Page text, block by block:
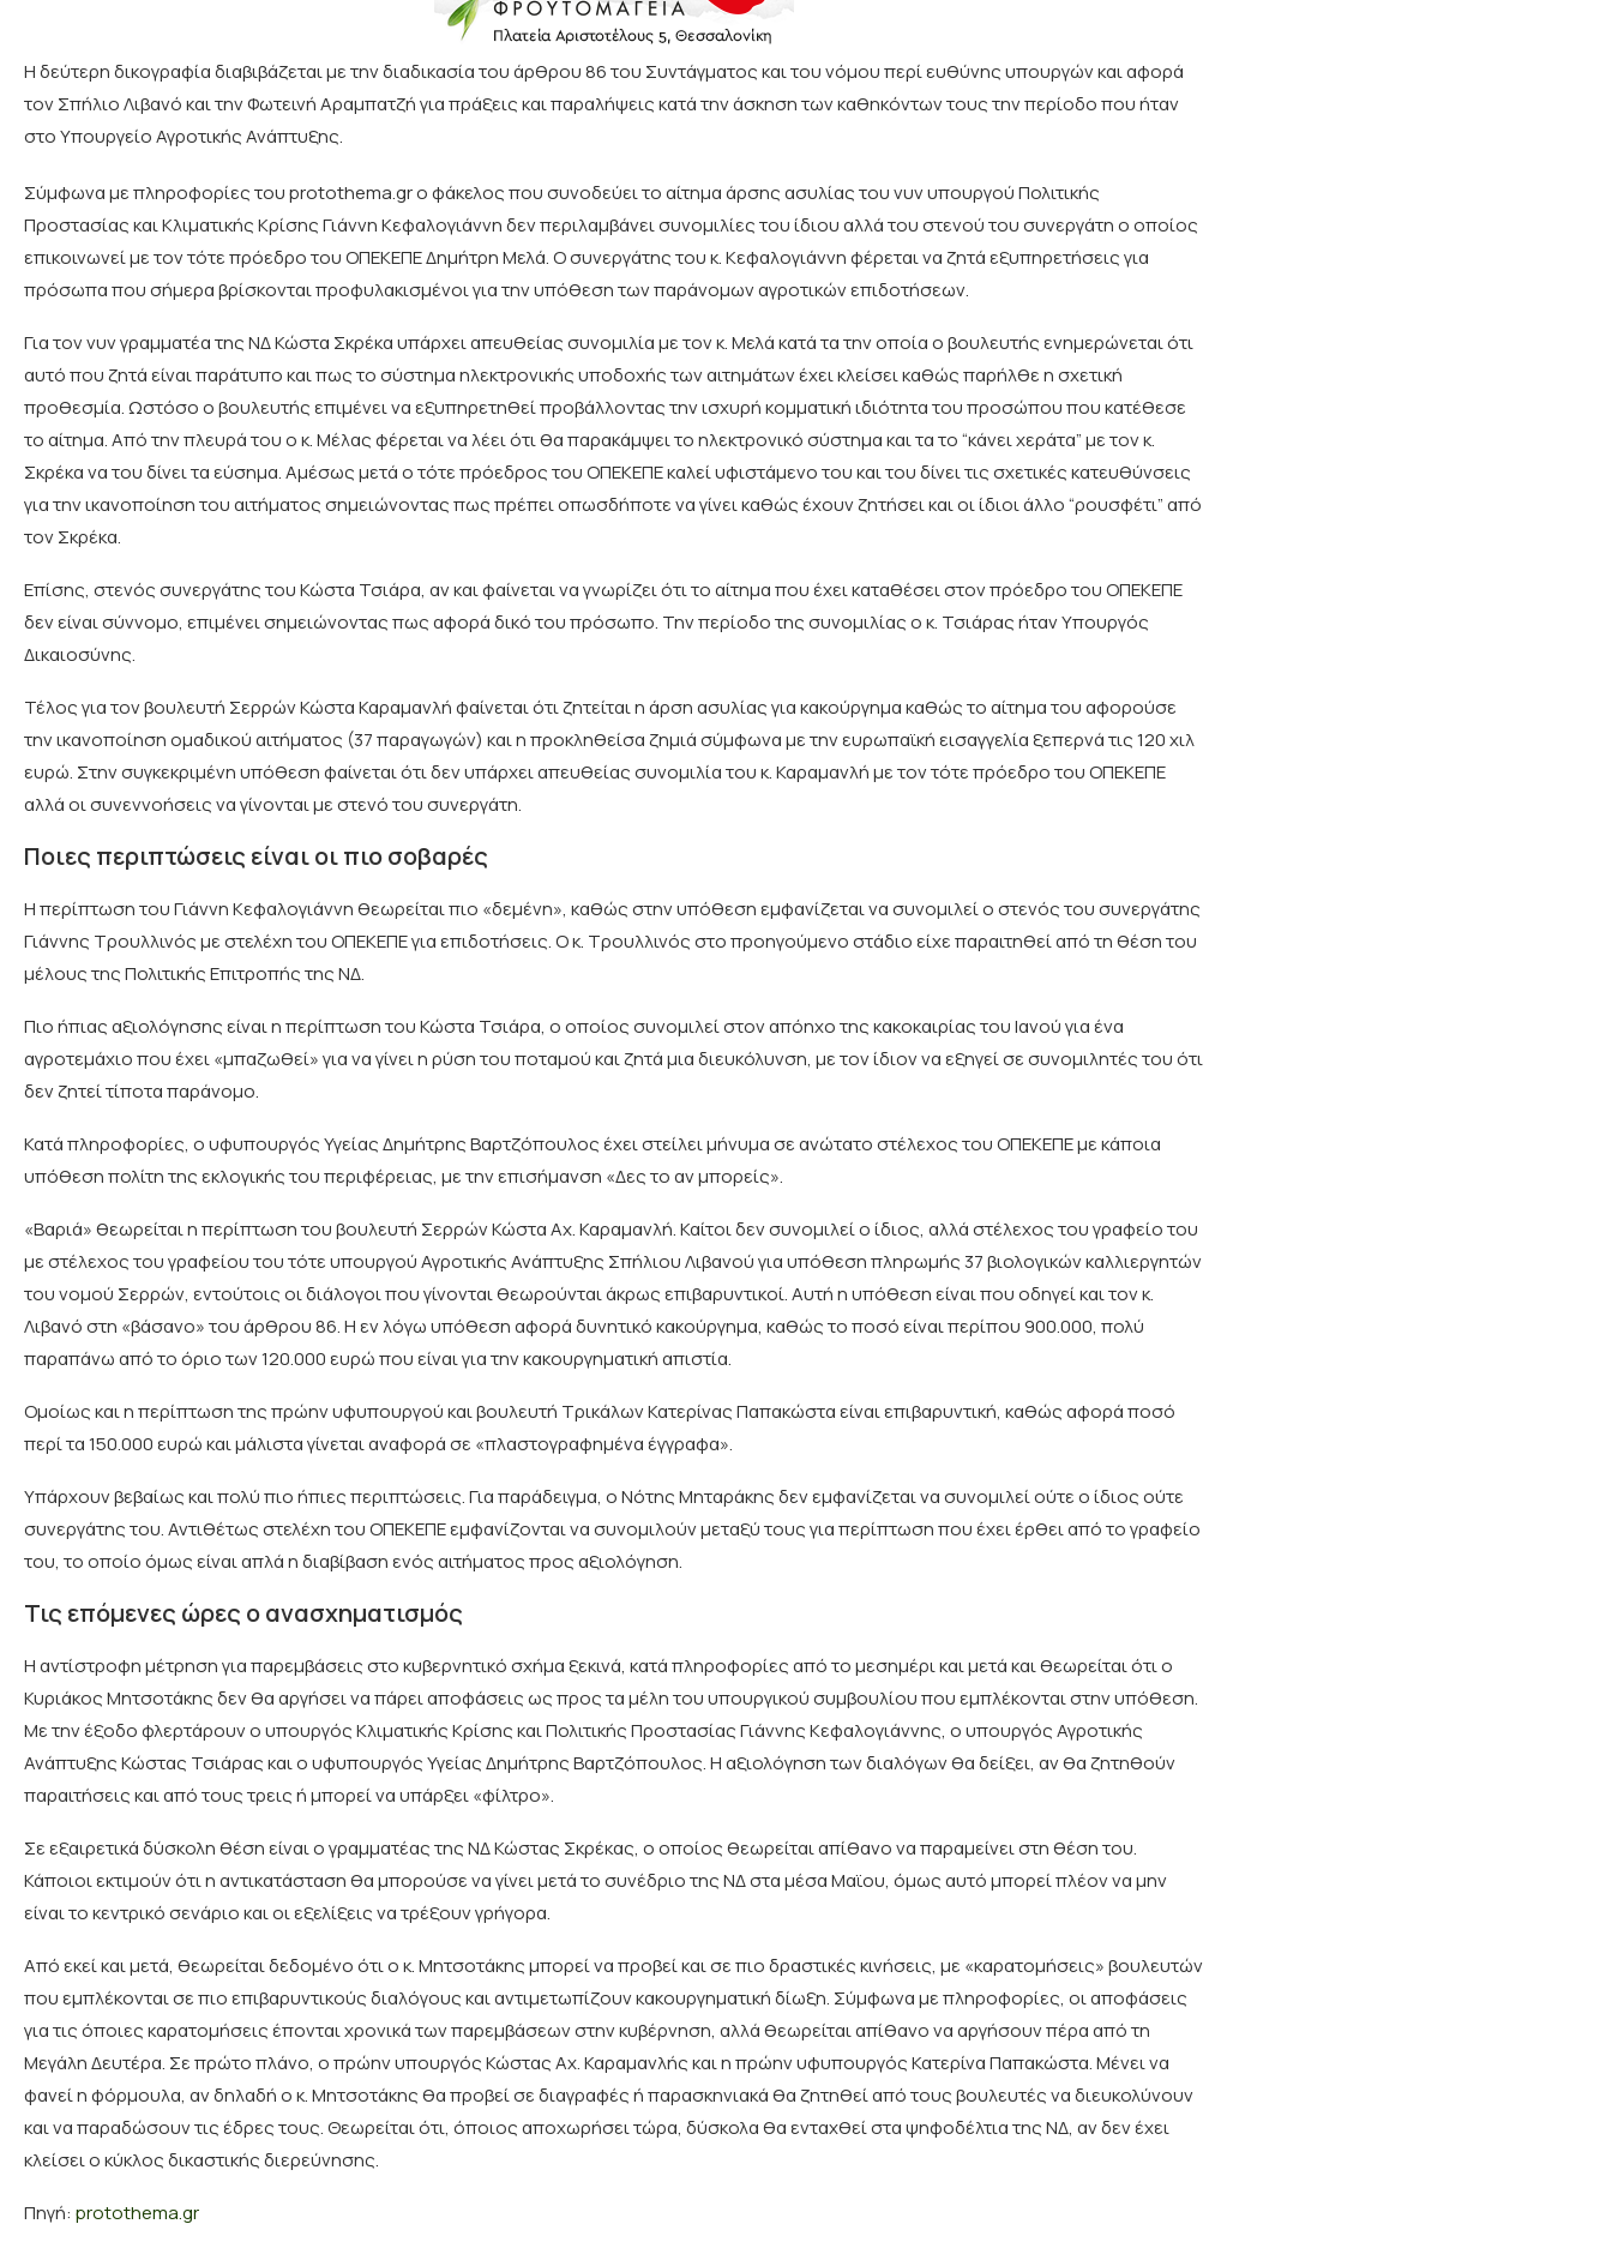
Η δεύτερη δικογραφία διαβιβάζεται με την διαδικασία του άρθρου 86 του Συντάγματος και του νόμου περί ευθύνης υπουργών και αφορά
τον Σπήλιο Λιβανό και την Φωτεινή Αραμπατζή για πράξεις και παραλήψεις κατά την άσκηση των καθηκόντων τους την περίοδο που ήταν
στο Υπουργείο Αγροτικής Ανάπτυξης.
Σύμφωνα με πληροφορίες του protothema.gr ο φάκελος που συνοδεύει το αίτημα άρσης ασυλίας του νυν υπουργού Πολιτικής
Προστασίας και Κλιματικής Κρίσης Γιάννη Κεφαλογιάννη δεν περιλαμβάνει συνομιλίες του ίδιου αλλά του στενού του συνεργάτη ο οποίος
επικοινωνεί με τον τότε πρόεδρο του ΟΠΕΚΕΠΕ Δημήτρη Μελά. Ο συνεργάτης του κ. Κεφαλογιάννη φέρεται να ζητά εξυπηρετήσεις για
πρόσωπα που σήμερα βρίσκονται προφυλακισμένοι για την υπόθεση των παράνομων αγροτικών επιδοτήσεων.
Για τον νυν γραμματέα της ΝΔ Κώστα Σκρέκα υπάρχει απευθείας συνομιλία με τον κ. Μελά κατά τα την οποία ο βουλευτής ενημερώνεται ότι
αυτό που ζητά είναι παράτυπο και πως το σύστημα ηλεκτρονικής υποδοχής των αιτημάτων έχει κλείσει καθώς παρήλθε η σχετική
προθεσμία. Ωστόσο ο βουλευτής επιμένει να εξυπηρετηθεί προβάλλοντας την ισχυρή κομματική ιδιότητα του προσώπου που κατέθεσε
το αίτημα. Από την πλευρά του ο κ. Μέλας φέρεται να λέει ότι θα παρακάμψει το ηλεκτρονικό σύστημα και τα το “κάνει χεράτα” με τον κ.
Σκρέκα να του δίνει τα εύσημα. Αμέσως μετά ο τότε πρόεδρος του ΟΠΕΚΕΠΕ καλεί υφιστάμενο του και του δίνει τις σχετικές κατευθύνσεις
για την ικανοποίηση του αιτήματος σημειώνοντας πως πρέπει οπωσδήποτε να γίνει καθώς έχουν ζητήσει και οι ίδιοι άλλο “ρουσφέτι” από
τον Σκρέκα.
Επίσης, στενός συνεργάτης του Κώστα Τσιάρα, αν και φαίνεται να γνωρίζει ότι το αίτημα που έχει καταθέσει στον πρόεδρο του ΟΠΕΚΕΠΕ
δεν είναι σύννομο, επιμένει σημειώνοντας πως αφορά δικό του πρόσωπο. Την περίοδο της συνομιλίας ο κ. Τσιάρας ήταν Υπουργός
Δικαιοσύνης.
Τέλος για τον βουλευτή Σερρών Κώστα Καραμανλή φαίνεται ότι ζητείται η άρση ασυλίας για κακούργημα καθώς το αίτημα του αφορούσε
την ικανοποίηση ομαδικού αιτήματος (37 παραγωγών) και η προκληθείσα ζημιά σύμφωνα με την ευρωπαϊκή εισαγγελία ξεπερνά τις 120 χιλ
ευρώ. Στην συγκεκριμένη υπόθεση φαίνεται ότι δεν υπάρχει απευθείας συνομιλία του κ. Καραμανλή με τον τότε πρόεδρο του ΟΠΕΚΕΠΕ
αλλά οι συνεννοήσεις να γίνονται με στενό του συνεργάτη.
Ποιες περιπτώσεις είναι οι πιο σοβαρές
H περίπτωση του Γιάννη Κεφαλογιάννη θεωρείται πιο «δεμένη», καθώς στην υπόθεση εμφανίζεται να συνομιλεί ο στενός του συνεργάτης
Γιάννης Τρουλλινός με στελέχη του ΟΠΕΚΕΠΕ για επιδοτήσεις. Ο κ. Τρουλλινός στο προηγούμενο στάδιο είχε παραιτηθεί από τη θέση του
μέλους της Πολιτικής Επιτροπής της ΝΔ.
Πιο ήπιας αξιολόγησης είναι η περίπτωση του Κώστα Τσιάρα, ο οποίος συνομιλεί στον απόηχο της κακοκαιρίας του Ιανού για ένα
αγροτεμάχιο που έχει «μπαζωθεί» για να γίνει η ρύση του ποταμού και ζητά μια διευκόλυνση, με τον ίδιον να εξηγεί σε συνομιλητές του ότι
δεν ζητεί τίποτα παράνομο.
Κατά πληροφορίες, ο υφυπουργός Υγείας Δημήτρης Βαρτζόπουλος έχει στείλει μήνυμα σε ανώτατο στέλεχος του ΟΠΕΚΕΠΕ με κάποια
υπόθεση πολίτη της εκλογικής του περιφέρειας, με την επισήμανση «Δες το αν μπορείς».
«Βαριά» θεωρείται η περίπτωση του βουλευτή Σερρών Κώστα Αχ. Καραμανλή. Καίτοι δεν συνομιλεί ο ίδιος, αλλά στέλεχος του γραφείο του
με στέλεχος του γραφείου του τότε υπουργού Αγροτικής Ανάπτυξης Σπήλιου Λιβανού για υπόθεση πληρωμής 37 βιολογικών καλλιεργητών
του νομού Σερρών, εντούτοις οι διάλογοι που γίνονται θεωρούνται άκρως επιβαρυντικοί. Αυτή η υπόθεση είναι που οδηγεί και τον κ.
Λιβανό στη «βάσανο» του άρθρου 86. Η εν λόγω υπόθεση αφορά δυνητικό κακούργημα, καθώς το ποσό είναι περίπου 900.000, πολύ
παραπάνω από το όριο των 120.000 ευρώ που είναι για την κακουργηματική απιστία.
Ομοίως και η περίπτωση της πρώην υφυπουργού και βουλευτή Τρικάλων Κατερίνας Παπακώστα είναι επιβαρυντική, καθώς αφορά ποσό
περί τα 150.000 ευρώ και μάλιστα γίνεται αναφορά σε «πλαστογραφημένα έγγραφα».
Υπάρχουν βεβαίως και πολύ πιο ήπιες περιπτώσεις. Για παράδειγμα, ο Νότης Μηταράκης δεν εμφανίζεται να συνομιλεί ούτε ο ίδιος ούτε
συνεργάτης του. Αντιθέτως στελέχη του ΟΠΕΚΕΠΕ εμφανίζονται να συνομιλούν μεταξύ τους για περίπτωση που έχει έρθει από το γραφείο
του, το οποίο όμως είναι απλά η διαβίβαση ενός αιτήματος προς αξιολόγηση.
Τις επόμενες ώρες ο ανασχηματισμός
Η αντίστροφη μέτρηση για παρεμβάσεις στο κυβερνητικό σχήμα ξεκινά, κατά πληροφορίες από το μεσημέρι και μετά και θεωρείται ότι ο
Κυριάκος Μητσοτάκης δεν θα αργήσει να πάρει αποφάσεις ως προς τα μέλη του υπουργικού συμβουλίου που εμπλέκονται στην υπόθεση.
Με την έξοδο φλερτάρουν ο υπουργός Κλιματικής Κρίσης και Πολιτικής Προστασίας Γιάννης Κεφαλογιάννης, ο υπουργός Αγροτικής
Ανάπτυξης Κώστας Τσιάρας και ο υφυπουργός Υγείας Δημήτρης Βαρτζόπουλος. Η αξιολόγηση των διαλόγων θα δείξει, αν θα ζητηθούν
παραιτήσεις και από τους τρεις ή μπορεί να υπάρξει «φίλτρο».
Σε εξαιρετικά δύσκολη θέση είναι ο γραμματέας της ΝΔ Κώστας Σκρέκας, ο οποίος θεωρείται απίθανο να παραμείνει στη θέση του.
Κάποιοι εκτιμούν ότι η αντικατάσταση θα μπορούσε να γίνει μετά το συνέδριο της ΝΔ στα μέσα Μαϊου, όμως αυτό μπορεί πλέον να μην
είναι το κεντρικό σενάριο και οι εξελίξεις να τρέξουν γρήγορα.
Από εκεί και μετά, θεωρείται δεδομένο ότι ο κ. Μητσοτάκης μπορεί να προβεί και σε πιο δραστικές κινήσεις, με «καρατομήσεις» βουλευτών
που εμπλέκονται σε πιο επιβαρυντικούς διαλόγους και αντιμετωπίζουν κακουργηματική δίωξη. Σύμφωνα με πληροφορίες, οι αποφάσεις
για τις όποιες καρατομήσεις έπονται χρονικά των παρεμβάσεων στην κυβέρνηση, αλλά θεωρείται απίθανο να αργήσουν πέρα από τη
Μεγάλη Δευτέρα. Σε πρώτο πλάνο, ο πρώην υπουργός Κώστας Αχ. Καραμανλής και η πρώην υφυπουργός Κατερίνα Παπακώστα. Μένει να
φανεί η φόρμουλα, αν δηλαδή ο κ. Μητσοτάκης θα προβεί σε διαγραφές ή παρασκηνιακά θα ζητηθεί από τους βουλευτές να διευκολύνουν
και να παραδώσουν τις έδρες τους. Θεωρείται ότι, όποιος αποχωρήσει τώρα, δύσκολα θα ενταχθεί στα ψηφοδέλτια της ΝΔ, αν δεν έχει
κλείσει ο κύκλος δικαστικής διερεύνησης.
Πηγή: protothema.gr